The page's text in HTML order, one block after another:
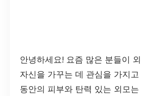
안녕하세요! 요즘 많은 분들이
자신을 가꾸는 데 관심을 가지
동안의 피부와 탄력 있는 외모